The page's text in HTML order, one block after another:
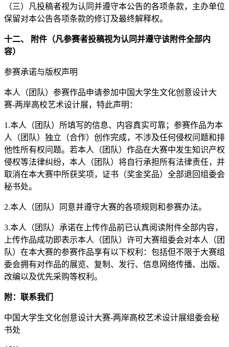
（三）凡投稿者视为认同并遵守本公告的各项条款，主办单位
保留对本公告各项条款的修订及最终解释权。
十二、 附件（凡参赛者投稿视为认同并遵守该附件全部内
容）
参赛承诺与版权声明
本人（团队）参赛作品申请参加中国大学生文化创意设计大
赛-两岸高校艺术设计展，特此声明：
1.本人（团队）所填写的信息、内容真实可靠；参赛作品为本
人（团队）独立（合作）创作完成，不涉及任何侵权问题和排
他性所有权问题。若本人（团队）作品在大赛中发生知识产权
侵权等法律纠纷，本人（团队）将自行承担所有法律责任，并
取消在本大赛中所获奖项，证书（奖金奖品）全部退回组委会
秘书处。
2.本人（团队）同意并遵守大赛的各项规则和参赛办法。
3.本人（团队）承诺在上传作品前已认真阅读附件全部内容，
上传作品成功即表示本人（团队）许可大赛组委会对本人（团
队）在本大赛的参赛作品享有以下权利：包括但不限于大赛组
委会拥有对作品的展览、复制、发行、信息网络传播、出版、
改编以及优先采购等权利。
附：联系我们
中国大学生文化创意设计大赛-两岸高校艺术设计展组委会秘
书处